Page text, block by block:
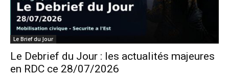
Le Brief du Jour
Le Debrief du Jour : les actualités majeures
en RDC ce 28/07/2026